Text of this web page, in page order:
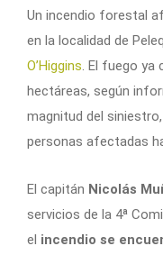
Un incendio forestal
en la localidad de
O’Higgins . El fuego
hectáreas, según
magnitud del
personas afectadas
El capitán Nicolás
servicios de la 4ª
el incendio se